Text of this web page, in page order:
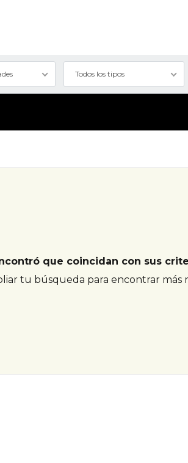
Todos los tipos
que coincidan con sus
tu búsqueda para encontrar más